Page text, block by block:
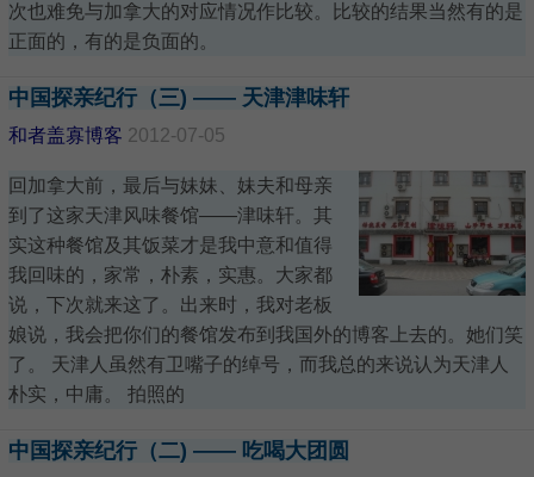
次也难免与加拿大的对应情况作比较。比较的结果当然有的是
正面的，有的是负面的。
中国探亲纪行（三) —— 天津津味轩
和者盖寡博客 2012-07-05
回加拿大前，最后与妹妹、妹夫和母亲
到了这家天津风味餐馆——津味轩。其
实这种餐馆及其饭菜才是我中意和值得
我回味的，家常，朴素，实惠。大家都
说，下次就来这了。出来时，我对老板
娘说，我会把你们的餐馆发布到我国外的博客上去的。她们笑
了。 天津人虽然有卫嘴子的绰号，而我总的来说认为天津人
朴实，中庸。 拍照的
中国探亲纪行（二) —— 吃喝大团圆